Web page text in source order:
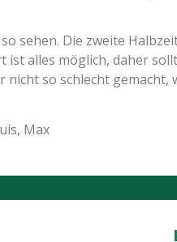
sehen. Die zweite
ist alles möglich, daher
so schlecht gemacht,
Max